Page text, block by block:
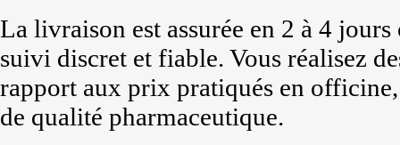
La livraison est assurée en 2 à 4
suivi discret et fiable. Vous réalisez
rapport aux prix pratiqués en
de qualité pharmaceutique.